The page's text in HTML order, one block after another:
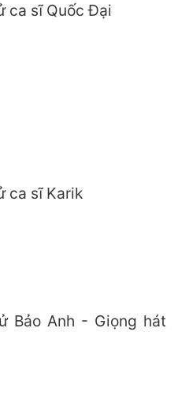
ca sĩ Quốc Đại
ca sĩ Karik
Bảo Anh - Giọng hát